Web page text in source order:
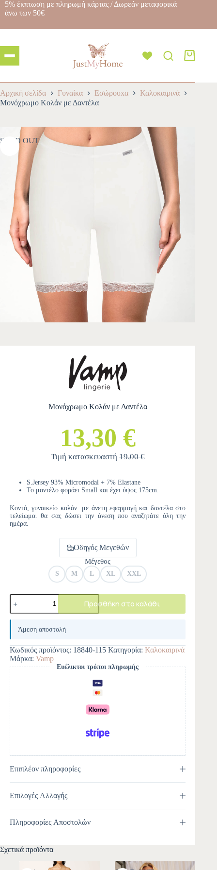
5% έκπτωση με πληρωμή κάρτας / Δωρεάν μεταφορικά
άνω των 50€
Αρχική σελίδα Γυναίκα Εσώρουxα
Καλοκαιρινά
Μονόχρωμο Κολάν με Δαντέλα
SOLD OUT
Μονόχρωμο Κολάν με Δαντέλα
13,30 €
Τιμή κατασκευαστή19,00 €
S.Jersey 93% Micromodal + 7% Elastane
Το μοντέλο φοράει Small και έχει ύψος 175cm.
Κοντό, γυναικείο κολάν με άνετη εφαρμογή και δαντέλα στο
τελείωμα. θα σας δώσει την άνεση που αναζητάτε όλη την
ημέρα.
Οδηγός Μεγεθών
Μέγεθος
S M L XL XXL
Προσθήκη στο καλάθι
A
e
r
n
a
t
i
v
e
:
Άμεση αποστολή
Κωδικός προϊόντος: 18840-115 Κατηγορία: Καλοκαιρινά
Μάρκα: Vamp
Ευέλικτοι τρόποι πληρωμής
Επιπλέον πληροφορίες
Επιλογές Αλλαγής
Πληροφορίες Αποστολών
Σχετικά προϊόντα